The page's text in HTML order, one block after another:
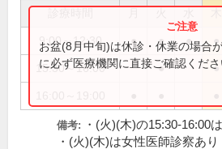
9:00～12:30 ● ● ● ●
15:30～16:00 ● ●
お盆(8月中旬)は休診・休業の場合
に必ず医療機関に直接ご確認くださ
備考:
・(火)(木)の15:30-16:00
・(火)(木)は女性医師診察あり